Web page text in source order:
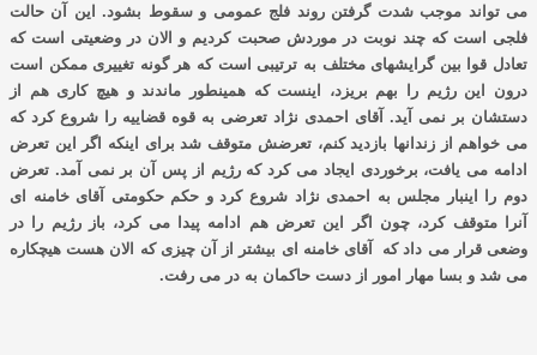
می تواند موجب شدت گرفتن روند فلج عمومی و سقوط بشود. این آن حالت
فلجی است کهچند نوبت در موردش صحبت کردیم و الان در وضعیتی است که
تعادل قوا بین گرایشهای مختلف به ترتیبی است که هر گونه تغییری ممکن است
درون این رژیم را بهم بریزد، اینست که همینطور ماندند و هیچ کاری هم از
دستشان بر نمی آید. آقای احمدی نژاد تعرضی به قوه قضاییه را شروع کرد که
می خواهم از زندانها بازدید کنم، تعرضش متوقف شد برای اینکه اگر این تعرض
ادامه می یافت، برخوردی ایجاد می کرد که رژیم از پس آن بر نمی آمد. تعرض
دوم را اینبار مجلس به احمدی نژاد شروع کرد و حکم حکومتی آقای خامنه ای
آنرا متوقف کرد، چون اگر این تعرض هم ادامه پیدا می کرد، باز رژیم را در
وضعی قرار می داد که آقای خامنه ای بیشتر از آن چیزی که الان هست هیچکاره
می شد و بسا مهار امور از دست حاکمان به در می رفت.